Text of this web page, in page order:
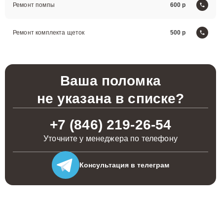
Ремонт помпы 600
Ремонт комплекта щеток 500
Ваша поломка
не указана в списке?
+7 (846) 219-26-54
Уточните у менеджера по телефону
Консультация в телеграм